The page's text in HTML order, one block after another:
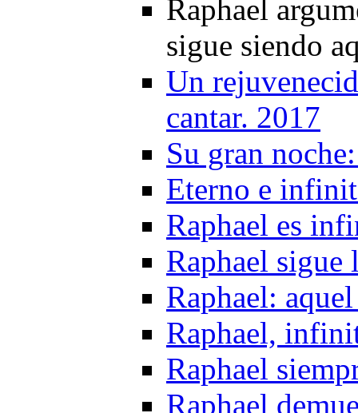
Raphael
sigue siendo
Un
cantar. 2017
Su gran
Eterno e
Raphael es
Raphael sigue
Raphael:
Raphael,
Raphael
Raphael